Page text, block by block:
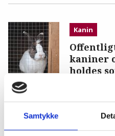
Samtykke
Kanin
kaniner
holdes
Kaniner